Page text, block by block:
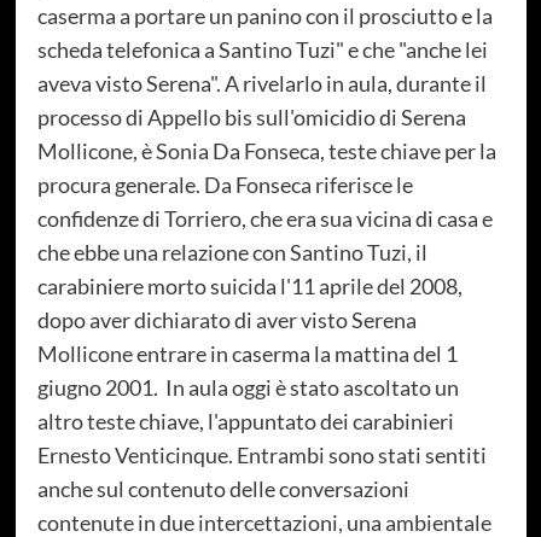
caserma a portare un panino con il prosciutto e la
scheda telefonica a Santino Tuzi" e che "anche lei
aveva visto Serena". A rivelarlo in aula, durante il
processo di Appello bis sull'omicidio di Serena
Mollicone, è Sonia Da Fonseca, teste chiave per la
procura generale. Da Fonseca riferisce le
confidenze di Torriero, che era sua vicina di casa e
che ebbe una relazione con Santino Tuzi, il
carabiniere morto suicida l'11 aprile del 2008,
dopo aver dichiarato di aver visto Serena
Mollicone entrare in caserma la mattina del 1
giugno 2001. In aula oggi è stato ascoltato un
altro teste chiave, l'appuntato dei carabinieri
Ernesto Venticinque. Entrambi sono stati sentiti
anche sul contenuto delle conversazioni
contenute in due intercettazioni, una ambientale